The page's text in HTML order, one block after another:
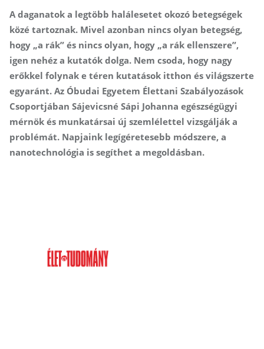
A daganatok a legtöbb halálesetet okozó betegségek
közé tartoznak. Mivel azonban nincs olyan betegség,
hogy „a rák” és nincs olyan, hogy „a rák ellenszere”,
igen nehéz a kutatók dolga. Nem csoda, hogy nagy
erőkkel folynak e téren kutatások itthon és világszerte
egyaránt. Az Óbudai Egyetem Élettani Szabályozások
Csoportjában Sájevicsné Sápi Johanna egészségügyi
mérnök és munkatársai új szemlélettel vizsgálják a
problémát. Napjaink legígéretesebb módszere, a
nanotechnológia is segíthet a megoldásban.